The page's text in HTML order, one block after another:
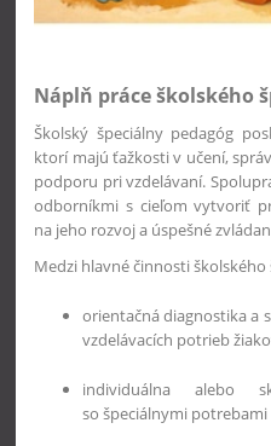
Náplň práce školského
Školský špeciálny pedagóg
ktorí majú ťažkosti v učení,
podporu pri vzdelávaní.
odborníkmi s cieľom vytvoriť
na jeho rozvoj a úspešné
Medzi hlavné činnosti
orientačná diagnostika a
vzdelávacích potrieb
individuálna alebo
so špeciálnymi potrebami